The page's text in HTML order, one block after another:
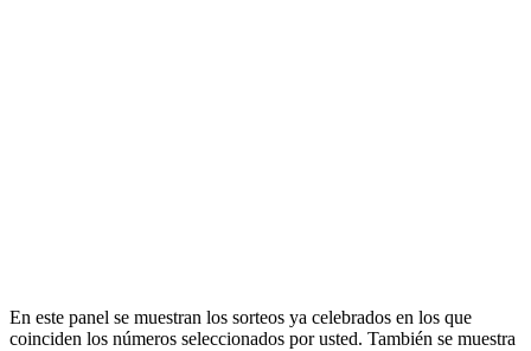
En este panel se muestran los sorteos ya celebrados en los que
coinciden los números seleccionados por usted. También se muestra